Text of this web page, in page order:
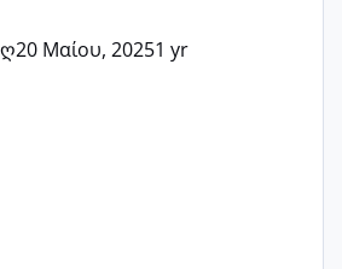
20 Μαίου, 20251 yr